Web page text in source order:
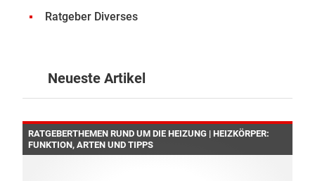
Ratgeber Diverses
Neueste Artikel
RATGEBERTHEMEN RUND UM DIE HEIZUNG | HEIZKÖRPER:
FUNKTION, ARTEN UND TIPPS